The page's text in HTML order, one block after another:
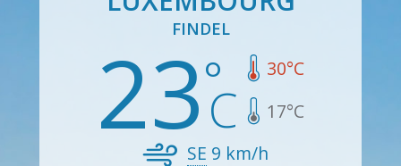
FINDEL
23 30°C
17°C
SE 9 km/h